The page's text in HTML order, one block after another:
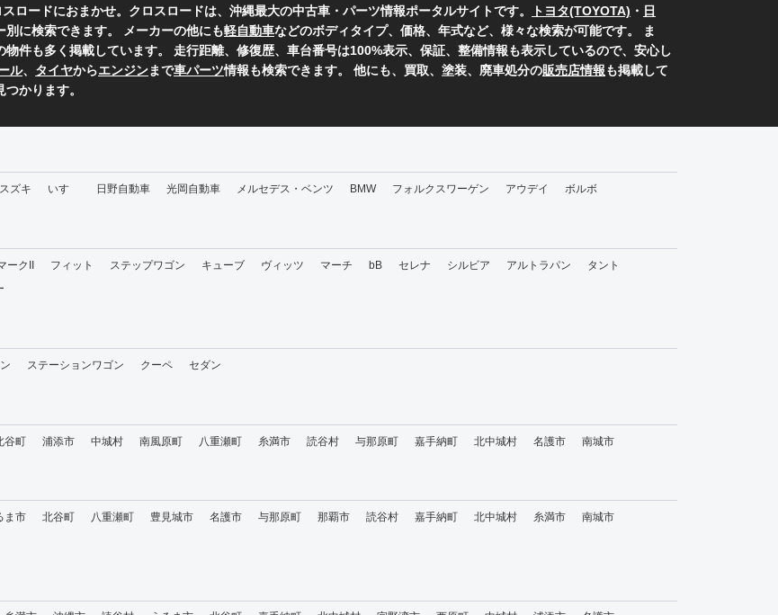
ロードにおまかせ。クロスロードは、沖縄最大の中古車・パーツ情報ポータルサイトです。 トヨタ(TOYOTA) ・ 日
別に検索できます。 メーカーの他にも軽自動車などのボディタイプ、価格、年式など、様々な検索が可能です。 ま
件も多く掲載しています。 走行距離、修復歴、車台番号は100%表示、保証、整備情報も表示しているので、安心し
ル、 タイヤからエンジンまで車パーツ情報も検索できます。 他にも、買取、塗装、廃車処分の販売店情報も掲載して
かります。
スズキ いすゞ 日野自動車 光岡自動車 メルセデス・ベンツ BMW フォルクスワーゲン アウデイ ボルボ
ークII フィット ステップワゴン キューブ ヴィッツ マーチ bB セレナ シルビア アルトラパン
タント
ステーションワゴン クーペ セダン
谷町 浦添市 中城村 南風原町 八重瀬町 糸満市 読谷村 与那原町 嘉手納町 北中城村 名護市 南城市
ま市 北谷町 八重瀬町 豊見城市 名護市 与那原町 那覇市 読谷村 嘉手納町 北中城村 糸満市
南城市